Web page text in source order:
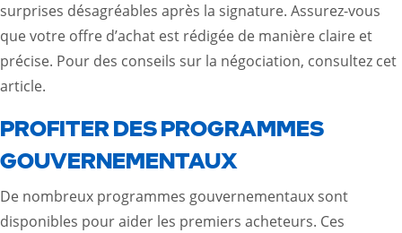
surprises désagréables après la signature. Assurez-vous
que votre offre d’achat est rédigée de manière claire et
précise. Pour des conseils sur la négociation, consultez cet
article.
PROFITER DES PROGRAMMES
GOUVERNEMENTAUX
De nombreux programmes gouvernementaux sont
disponibles pour aider les premiers acheteurs. Ces